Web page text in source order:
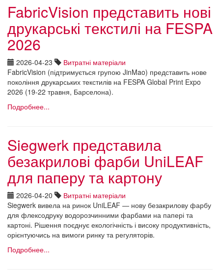
FabricVision представить нові
друкарські текстилі на FESPA
2026
2026-04-23
Витратні матеріали
FabricVision (підтримується групою JinMao) представить нове
покоління друкарських текстилів на FESPA Global Print Expo
2026 (19-22 травня, Барселона).
Подробнее...
Siegwerk представила
безакрилові фарби UniLEAF
для паперу та картону
2026-04-20
Витратні матеріали
Siegwerk вивела на ринок UniLEAF — нову безакрилову фарбу
для флексодруку водорозчинними фарбами на папері та
картоні. Рішення поєднує екологічність і високу продуктивність,
орієнтуючись на вимоги ринку та регуляторів.
Подробнее...